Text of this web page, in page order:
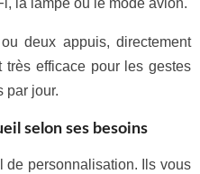
la lampe ou le mode avion.
deux appuis, directement
très efficace pour les gestes
par jour.
selon ses besoins
de personnalisation. Ils vous